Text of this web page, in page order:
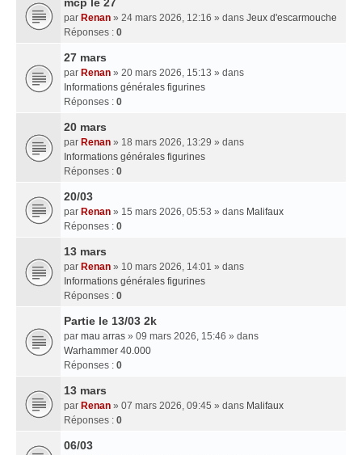
par Renan » 24 mars 2026, 12:16 » dans Jeux d'escarmouche
Réponses : 0
27 mars
par Renan » 20 mars 2026, 15:13 » dans
Informations générales figurines
Réponses : 0
20 mars
par Renan » 18 mars 2026, 13:29 » dans
Informations générales figurines
Réponses : 0
20/03
par Renan » 15 mars 2026, 05:53 » dans Malifaux
Réponses : 0
13 mars
par Renan » 10 mars 2026, 14:01 » dans
Informations générales figurines
Réponses : 0
Partie le 13/03 2k
par mau arras » 09 mars 2026, 15:46 » dans
Warhammer 40.000
Réponses : 0
13 mars
par Renan » 07 mars 2026, 09:45 » dans Malifaux
Réponses : 0
06/03